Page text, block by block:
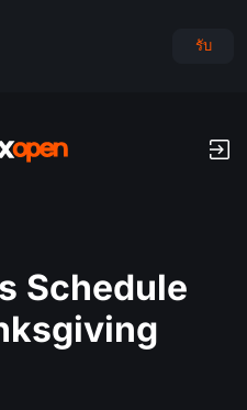
รับ
Schedule